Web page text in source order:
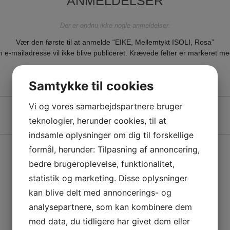
Der er endnu ikke nogle anmeldelser.
Vær den første til at anmelde “EIKE, Mellemtykt ISOLI, Rosa”
e-mailadresse vil ikke blive publiceret. Krævede felter er markeret
Din anmeldelse*
Navn*
E-mail*
Samtykke til cookies
Vi og vores samarbejdspartnere bruger
teknologier, herunder cookies, til at
indsamle oplysninger om dig til forskellige
formål, herunder: Tilpasning af annoncering,
bedre brugeroplevelse, funktionalitet,
statistik og marketing. Disse oplysninger
kan blive delt med annoncerings- og
analysepartnere, som kan kombinere dem
med data, du tidligere har givet dem eller